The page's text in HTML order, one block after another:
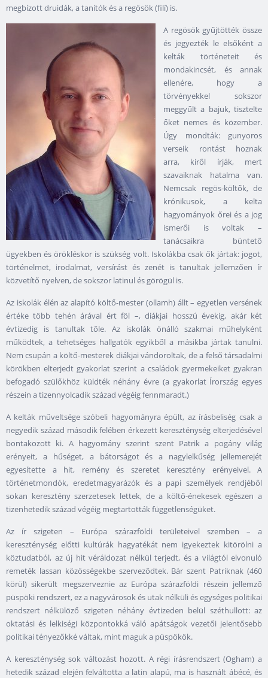
megbízott druidák, a tanítók és a regösök (filí) is.
A regösök gyűjtötték össze
és jegyezték le elsőként a
kelták történeteit és
mondakincsét, és annak
ellenére, hogy a
törvényekkel sokszor
meggyűlt a bajuk, tisztelte
őket nemes és közember.
Úgy mondták: gunyoros
verseik rontást hoznak
arra, kiről írják, mert
szavaiknak hatalma van.
Nemcsak regös-költők, de
krónikusok, a kelta
hagyományok őrei és a jog
ismerői is voltak –
tanácsaikra büntető
ügyekben és örökléskor is szükség volt. Iskolákba csak ők jártak: jogot,
történelmet, irodalmat, versírást és zenét is tanultak jellemzően ír
közvetítő nyelven, de sokszor latinul és görögül is.
Az iskolák élén az alapító költő-mester (ollamh) állt – egyetlen versének
értéke több tehén árával ért föl –, diákjai hosszú évekig, akár két
évtizedig is tanultak tőle. Az iskolák önálló szakmai műhelyként
működtek, a tehetséges hallgatók egyikből a másikba jártak tanulni.
Nem csupán a költő-mesterek diákjai vándoroltak, de a felső társadalmi
körökben elterjedt gyakorlat szerint a családok gyermekeiket gyakran
befogadó szülőkhöz küldték néhány évre (a gyakorlat Írország egyes
részein a tizennyolcadik század végéig fennmaradt.)
A kelták műveltsége szóbeli hagyományra épült, az írásbeliség csak a
negyedik század második felében érkezett kereszténység elterjedésével
bontakozott ki. A hagyomány szerint szent Patrik a pogány világ
erényeit, a hűséget, a bátorságot és a nagylelkűség jellemerejét
egyesítette a hit, remény és szeretet keresztény erényeivel. A
történetmondók, eredetmagyarázók és a papi személyek rendjéből
sokan keresztény szerzetesek lettek, de a költő-énekesek egészen a
tizenhetedik század végéig megtartották függetlenségüket.
Az ír szigeten – Európa szárazföldi területeivel szemben – a
kereszténység előtti kultúrák hagyatékát nem igyekeztek kitörölni a
köztudatból, az új hit véráldozat nélkül terjedt, és a világtól elvonuló
remeték lassan közösségekbe szerveződtek. Bár szent Patriknak (460
körül) sikerült megszerveznie az Európa szárazföldi részein jellemző
püspöki rendszert, ez a nagyvárosok és utak nélküli és egységes politikai
rendszert nélkülöző szigeten néhány évtizeden belül széthullott: az
oktatási és lelkiségi központokká váló apátságok vezetői jelentősebb
politikai tényezőkké váltak, mint maguk a püspökök.
A kereszténység sok változást hozott. A régi írásrendszert (Ogham) a
hetedik század elején felváltotta a latin alapú, ma is használt ábécé, és